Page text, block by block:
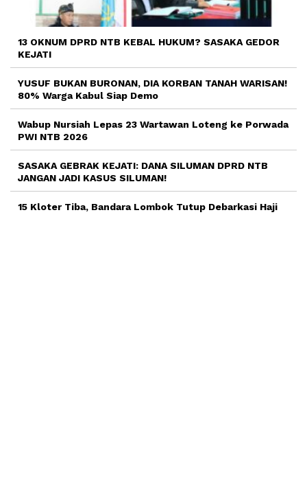
13 OKNUM DPRD NTB KEBAL HUKUM? SASAKA GEDOR
KEJATI
YUSUF BUKAN BURONAN, DIA KORBAN TANAH WARISAN!
80% Warga Kabul Siap Demo
Wabup Nursiah Lepas 23 Wartawan Loteng ke Porwada
PWI NTB 2026
SASAKA GEBRAK KEJATI: DANA SILUMAN DPRD NTB
JANGAN JADI KASUS SILUMAN!
15 Kloter Tiba, Bandara Lombok Tutup Debarkasi Haji